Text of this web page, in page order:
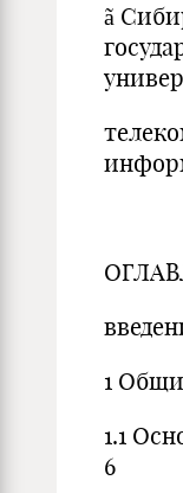
ã
1
1.1
6